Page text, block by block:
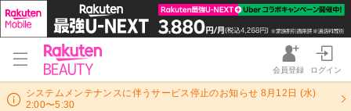
会員登録 ログイン
システムメンテナンスに伴うサービス停止のお知らせ 8月12日 (水)
2:00〜5:30